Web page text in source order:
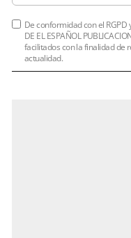
De conformidad con el RGPD
DE EL ESPAÑOL
facilitados con la finalidad de
actualidad.